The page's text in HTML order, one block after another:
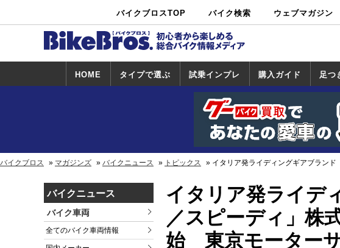
バイクブロスTOP バイク検索
中古バイ
ク・新車検
カタログ検
索
ショップ検
索
ウェブマガジン
HOME タイプで選ぶ 試乗インプレ
試乗インプレ
一覧
ホンダ
ヤマハ
スズキ
カワサキ
ハーレー
BMW
トライアンフ
ドゥカティ
購入ガイド
一覧
足つ
バイクブロス マガジンズ バイクニュース トピックス イタリア発ライディングギアブラン
バイクニュース
バイク車両
全てのバイク車両情報
イタリア発ライデ
／スピーディ」株
始 東京モーター